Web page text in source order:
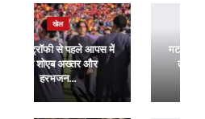
जीवन शैली
मटर छीलने में हो जाती है आफत
तो इन ट्रिक को आज़माएं,
बिना…